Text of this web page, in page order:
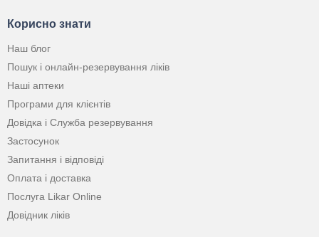
Корисно знати
Наш блог
Пошук і онлайн-резервування ліків
Наші аптеки
Програми для клієнтів
Довідка і Служба резервування
Застосунок
Запитання і відповіді
Оплата і доставка
Послуга Likar Online
Довідник ліків